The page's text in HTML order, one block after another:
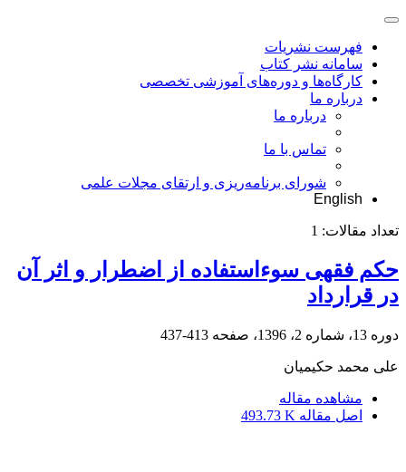
فهرست نشریات
سامانه نشر کتاب
کارگاه‌ها و دوره‌های آموزشی تخصصی
درباره ما
درباره ما
تماس با ما
شورای برنامه‌ریزی و ارتقای مجلات علمی
English
تعداد مقالات: 1
حکم فقهی سوءاستفاده از اضطرار و اثر آن
در قرارداد
دوره 13، شماره 2، 1396، صفحه 413-437
علی محمد حکیمیان
مشاهده مقاله
اصل مقاله 493.73 K